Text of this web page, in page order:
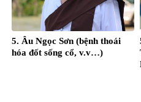
5. Âu Ngọc Sơn (bệnh thoái
hóa đốt sống cổ, v.v…)